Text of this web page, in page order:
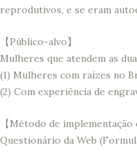
reprodutivos, e se eram
【Público-alvo】
Mulheres que atendem as
(1) Mulheres com raízes no
(2) Com experiência de
【Método de implementação
Questionário da Web